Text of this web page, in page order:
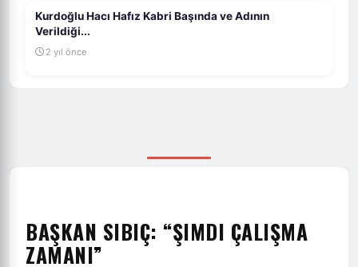
Kurdoğlu Hacı Hafız Kabri Başında ve Adının
Verildiği...
2 yıl önce
BAŞKAN SIBIÇ: “ŞIMDI ÇALIŞMA
ZAMANI”